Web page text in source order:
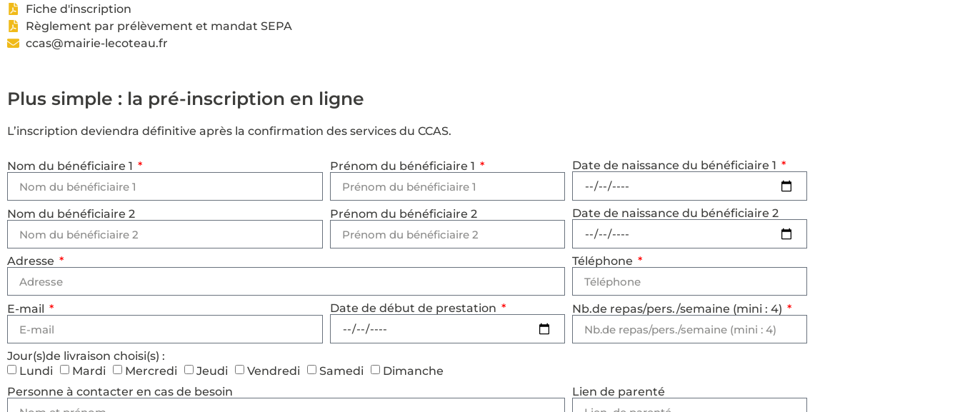
Fiche d'inscription
Règlement par prélèvement et mandat SEPA
ccas@mairie-lecoteau.fr
Plus simple : la pré-inscription en ligne
L’inscription deviendra définitive après la confirmation des services du CCAS.
Nom du bénéficiaire 1 Prénom du bénéficiaire 1 Date de naissance du bénéficiaire 1
Nom du bénéficiaire 2 Prénom du bénéficiaire 2 Date de naissance du bénéficiaire 2
Adresse Téléphone
E-mail Date de début de prestation Nb.de repas/pers./semaine (mini : 4)
Jour(s)de livraison choisi(s) :
Lundi
Mardi Mercredi Jeudi Vendredi Samedi
Dimanche
Personne à contacter en cas de besoin
Lien de parenté